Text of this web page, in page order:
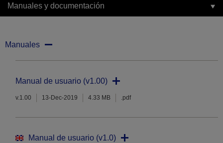
Manuales y documentación
Manuales
Manual de usuario (v1.00)
v.1.00 13-Dec-2019 4.33 MB .pdf
Manual de usuario (v1.0)